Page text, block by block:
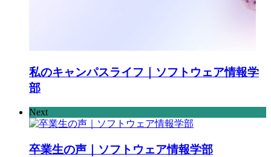
私のキャンパスライフ｜ソフトウェア情報学
部
Next
卒業生の声｜ソフトウェア情報学部